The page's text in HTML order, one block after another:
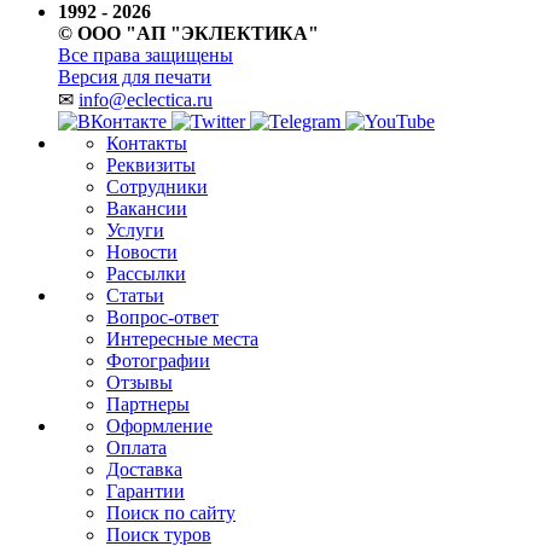
1992 - 2026
© ООО "АП "ЭКЛЕКТИКА"
Все права защищены
Версия для печати
✉ info@eclectica.ru
Контакты
Реквизиты
Сотрудники
Вакансии
Услуги
Новости
Рассылки
Статьи
Вопрос-ответ
Интересные места
Фотографии
Отзывы
Партнеры
Оформление
Оплата
Доставка
Гарантии
Поиск по сайту
Поиск туров